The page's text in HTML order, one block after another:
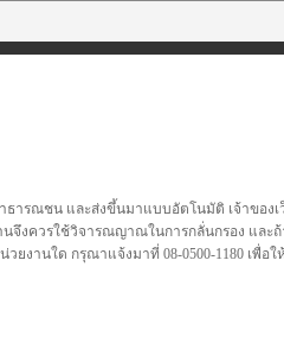
ารณชน และส่งขึ้นมาแบบอัตโนมัติ เจ้าของ
นจึงควรใช้วิจารณญาณในการกลั่นกรอง แล
วยงานใด กรุณาแจ้งมาที่ 08-0500-1180 เ